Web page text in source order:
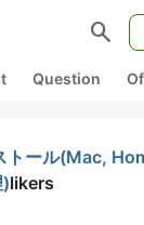
search
Question
トール(Mac,
likers